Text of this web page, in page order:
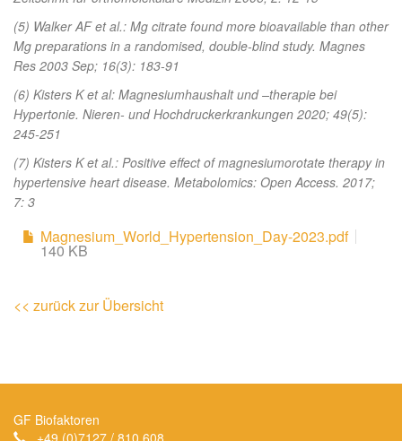
(5) Walker AF et al.: Mg citrate found more bioavailable than other
Mg preparations in a randomised, double-blind study. Magnes
Res 2003 Sep; 16(3): 183-91
(6) Kisters K et al: Magnesiumhaushalt und –therapie bei
Hypertonie. Nieren- und Hochdruckerkrankungen 2020; 49(5):
245-251
(7) Kisters K et al.: Positive effect of magnesiumorotate therapy in
hypertensive heart disease. Metabolomics: Open Access. 2017;
7: 3
Magnesium_World_Hypertension_Day-2023.pdf
140 KB
<< zurück zur Übersicht
GF Biofaktoren